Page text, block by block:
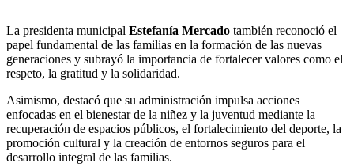
La presidenta municipal Estefanía Mercado también reconoció el
papel fundamental de las familias en la formación de las nuevas
generaciones y subrayó la importancia de fortalecer valores como el
respeto, la gratitud y la solidaridad.
Asimismo, destacó que su administración impulsa acciones
enfocadas en el bienestar de la niñez y la juventud mediante la
recuperación de espacios públicos, el fortalecimiento del deporte, la
promoción cultural y la creación de entornos seguros para el
desarrollo integral de las familias.